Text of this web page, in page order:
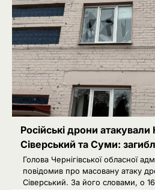
Російські дрони
Сіверський та Суми:
Голова Чернігівської обласної
повідомив про масовану атаку
Сіверський. За його словами, о